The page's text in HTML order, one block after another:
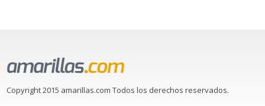
Copyright 2015 amarillas.com Todos los derechos reservados.